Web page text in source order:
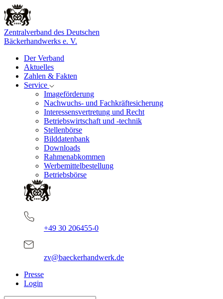
Zentralverband des Deutschen
Bäckerhandwerks e. V.
Der Verband
Aktuelles
Zahlen & Fakten
Service
Imageförderung
Nachwuchs- und Fachkräftesicherung
Interessensvertretung und Recht
Betriebswirtschaft und -technik
Stellenbörse
Bilddatenbank
Downloads
Rahmenabkommen
Werbemittelbestellung
Betriebsbörse
+49 30 206455-0
zv@baeckerhandwerk.de
Presse
Login